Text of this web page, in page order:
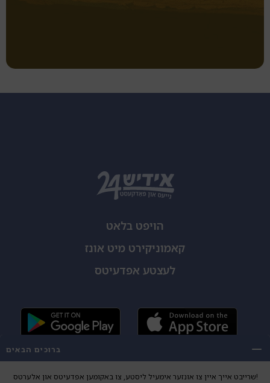
הויפט בלאט
קאמוניקירט מיט אונז
לעצטע אפדעיטס
ברוכים הבאים
שרייבט אייך איין צו אונזער אימעיל ליסטע, צו באקומען אפדעיטס און אלערטס!